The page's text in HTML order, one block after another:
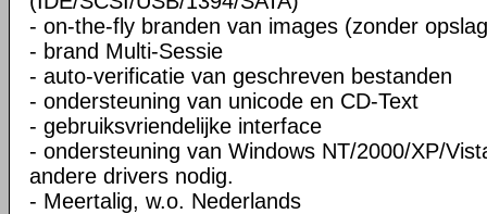
- on-the-fly branden van images (zonder
- brand Multi-Sessie
- auto-verificatie van geschreven bestanden
- ondersteuning van unicode en CD-Text
- gebruiksvriendelijke interface
- ondersteuning van Windows NT/2000/XP/
andere drivers nodig.
- Meertalig, w.o. Nederlands